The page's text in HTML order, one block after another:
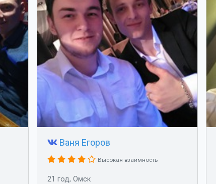
Ваня Егоров
Высокая взаимность
21 год, Омск